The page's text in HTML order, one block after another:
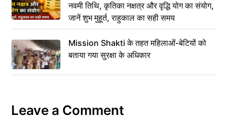
नवमी तिथि, कृतिका नक्षत्र और वृद्धि योग का संयोग,
जानें शुभ मुहूर्त, राहुकाल का सही समय
Mission Shakti के तहत महिलाओं-बेटियों को
बताया गया सुरक्षा के अधिकार
Leave a Comment